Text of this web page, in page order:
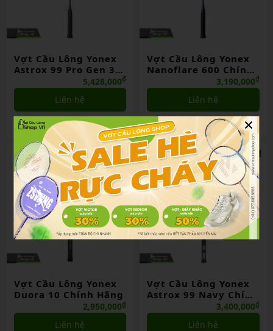
Vợt Cầu Lông Yonex
Astrox 99 Pro Gen 3
5,428,000₫
Liên hệ
So sánh
Vợt Cầu Lông Yonex
Nanoflare 600 Chính
3,190,000₫
Liên hệ
So sánh
Vợt Cầu Lông Yonex
Duora 10 Chính Hãng
2,950,000₫
Liên hệ
Vợt Cầu Lông Yonex
Astrox 99 Navy Chính
3,400,000₫
Liên hệ
×